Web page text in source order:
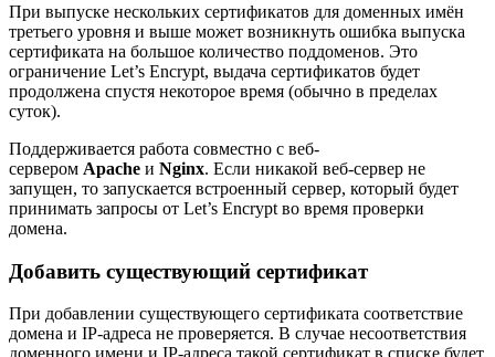
При выпуске нескольких сертификатов для доменных имён
третьего уровня и выше может возникнуть ошибка выпуска
сертификата на большое количество поддоменов. Это
ограничение Let’s Encrypt, выдача сертификатов будет
продолжена спустя некоторое время (обычно в пределах
суток).
Поддерживается работа совместно с веб-
сервером Apache и Nginx. Если никакой веб-сервер не
запущен, то запускается встроенный сервер, который будет
принимать запросы от Let’s Encrypt во время проверки
домена.
Добавить существующий сертификат
При добавлении существующего сертификата соответствие
домена и IP-адреса не проверяется. В случае несоответствия